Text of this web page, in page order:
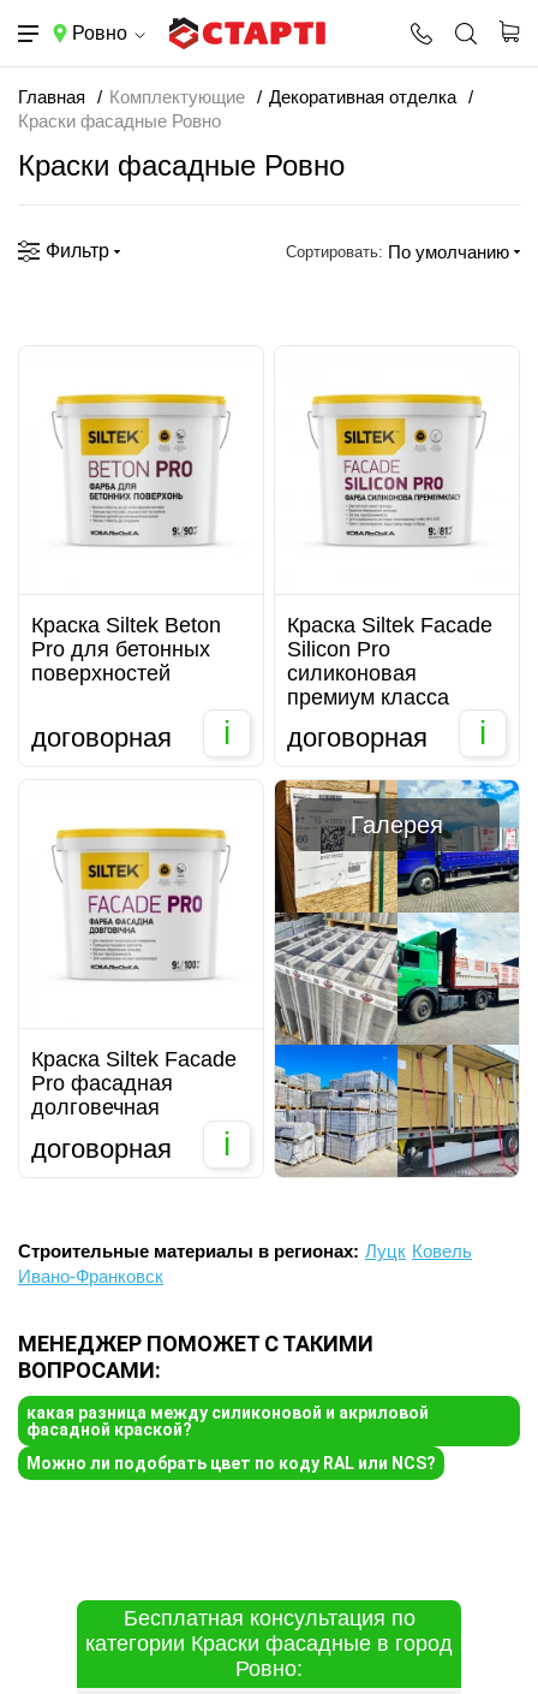
Ровно
Главная Комплектующие
Декоративная отделка
Краски фасадные Ровно
Краски фасадные Ровно
Фильтр Сортировать: По умолчанию
Краска Siltek Beton
Pro для бетонных
поверхностей
договорная i
Краска Siltek Facade
Silicon Pro
силиконовая
премиум класса
договорная i
Краска Siltek Facade
Pro фасадная
долговечная
договорная i
Галерея
Строительные материалы в регионах: Луцк Ковель
Ивано-Франковск
МЕНЕДЖЕР ПОМОЖЕТ С ТАКИМИ
ВОПРОСАМИ:
какая разница между силиконовой и акриловой
фасадной краской?
Можно ли подобрать цвет по коду RAL или NCS?
Бесплатная консультация по
категории Краски фасадные в город
Ровно: